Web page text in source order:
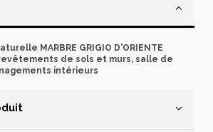
MARBRE GRIGIO D'ORIENTE
revêtements de sols et murs, salle de
intérieurs